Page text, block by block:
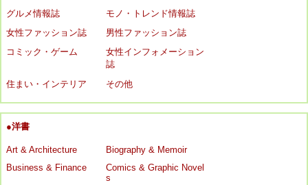
グルメ情報誌
モノ・トレンド情報誌
女性ファッション誌
男性ファッション誌
コミック・ゲーム
女性インフォメーション
誌
住まい・インテリア
その他
●洋書
Art & Architecture
Biography & Memoir
Business & Finance
Comics & Graphic Novel
s